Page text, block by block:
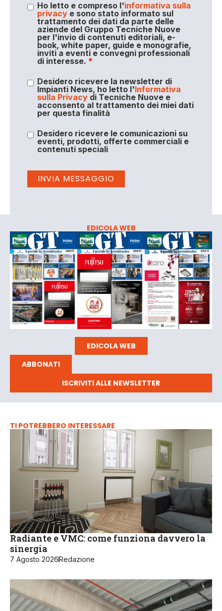
Ho letto e compreso l'informativa sulla
privacye sono stato informato sul
trattamento dei dati da parte delle
aziende del Gruppo Tecniche Nuove
per l'invio di contenuti editoriali, e-
book, white paper, guide e monografie,
inviti a eventi e convegni professionali
di interesse. *
Desidero ricevere la newsletter di
Impianti News, ho letto l'Informativa
sulla Privacydi Tecniche Nuove e
acconsento al trattamento dei miei dati
per questa finalità
Desidero ricevere le comunicazioni su
eventi, prodotti, offerte commerciali e
contenuti speciali
EDICOLA WEB
EDICOLA WEB
ABBONATI
ISCRIVITI ALLE NEWSLETTER
TI POTREBBERO INTERESSARE
Radiante e VMC: come funziona davvero la
sinergia
7 Agosto 2026Redazione